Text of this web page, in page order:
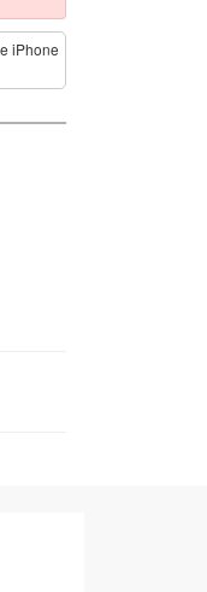
iPhone